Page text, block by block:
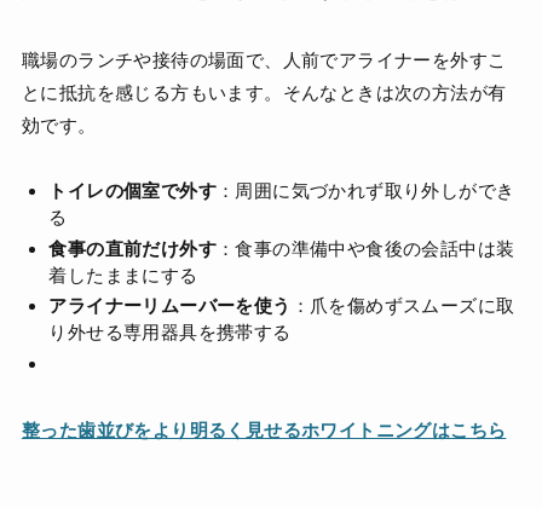
職場のランチや接待の場面で、人前でアライナーを外すこ
とに抵抗を感じる方もいます。そんなときは次の方法が有
効です。
トイレの個室で外す ：周囲に気づかれず取り外しができ
る
食事の直前だけ外す ：食事の準備中や食後の会話中は装
着したままにする
アライナーリムーバーを使う ：爪を傷めずスムーズに取
り外せる専用器具を携帯する
整った歯並びをより明るく見せるホワイトニングはこちら